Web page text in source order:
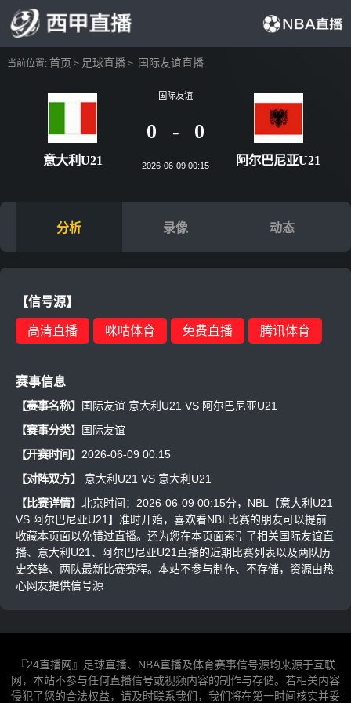
当前位置: 首页 > 足球直播> 国际友谊直播
0 0
2026-06-09 00:15
分析 录像 动态
【信号源】
高清直播 咪咕体育 免费直播 腾讯体育
赛事信息
【赛事名称】
国际友谊 意大利U21 VS 阿尔巴尼亚U21
【赛事分类】
国际友谊
【开赛时间】 2026-06-09 00:15
【对阵双方】
意大利U21 VS 意大利U21
【比赛详情】 北京时间：2026-06-09 00:15分，NBL【意大利U21
VS 阿尔巴尼亚U21】准时开始，喜欢看NBL比赛的朋友可以提前
收藏本页面以免错过直播。还为您在本页面索引了相关国际友谊直
播、意大利U21、阿尔巴尼亚U21直播的近期比赛列表以及两队历
史交锋、两队最新比赛赛程。本站不参与制作、不存储，资源由热
心网友提供信号源
『24直播网』足球直播、NBA直播及体育赛事信号源均来源于互联
网，本站不参与任何直播信号或视频内容的制作与存储。若相关内容
侵犯了您的合法权益，请及时联系我们，我们将在第一时间核实并妥